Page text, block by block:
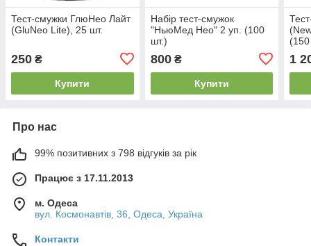
Тест-смужки ГлюНео Лайт
(GluNeo Lite), 25 шт.
250 ₴
Купити
Набір тест-смужок
"НьюМед Нео" 2 уп. (100
шт.)
800₴
Купити
1
Про нас
99% позитивних з 798 відгуків за рік
Працює з 17.11.2013
м. Одеса
вул. Космонавтів, 36, Одеса, Україна
Контакти